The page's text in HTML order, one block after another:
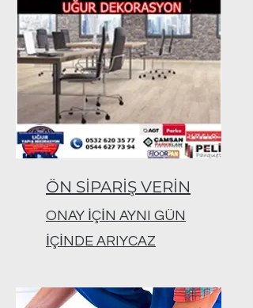
ÖN SİPARİŞ VERİN
ONAY İÇİN AYNI GÜN
İÇİNDE ARIYCAZ